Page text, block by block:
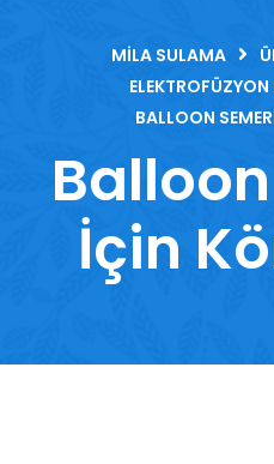
MILA SULAMA
BALLOON
İçin